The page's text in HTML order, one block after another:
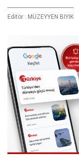
Editör : MÜZEYYEN BIYIK